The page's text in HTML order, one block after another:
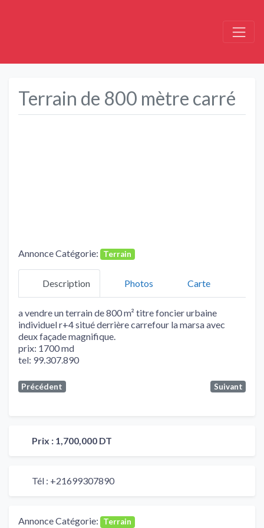
Terrain de 800 mètre carré
Annonce Catégorie: Terrain
Description Photos Carte
a vendre un terrain de 800 m² titre foncier urbaine
individuel r+4 situé derrière carrefour la marsa avec
deux façade magnifique.
prix: 1700 md
tel: 99.307.890
Précédent Suivant
Prix : 1,700,000 DT
Tél : +21699307890
Annonce Catégorie: Terrain